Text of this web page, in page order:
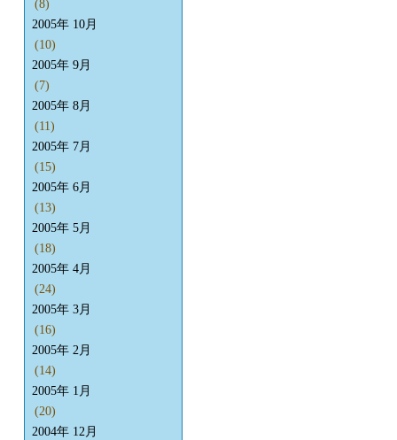
(8)
2005年 10月
(10)
2005年 9月
(7)
2005年 8月
(11)
2005年 7月
(15)
2005年 6月
(13)
2005年 5月
(18)
2005年 4月
(24)
2005年 3月
(16)
2005年 2月
(14)
2005年 1月
(20)
2004年 12月